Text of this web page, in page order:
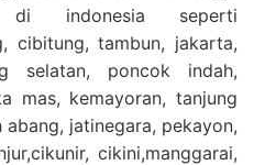
indonesia seperti
cibitung, tambun, jakarta,
selatan, poncok indah,
mas, kemayoran, tanjung
jatinegara, pekayon,
cikini,manggarai,